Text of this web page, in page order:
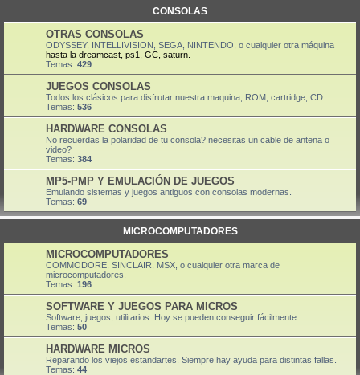
CONSOLAS
OTRAS CONSOLAS
ODYSSEY, INTELLIVISION, SEGA, NINTENDO, o cualquier otra máquina
hasta la dreamcast, ps1, GC, saturn.
Temas: 429
JUEGOS CONSOLAS
Todos los clásicos para disfrutar nuestra maquina, ROM, cartridge, CD.
Temas: 536
HARDWARE CONSOLAS
No recuerdas la polaridad de tu consola? necesitas un cable de antena o
video?
Temas: 384
MP5-PMP Y EMULACIÓN DE JUEGOS
Emulando sistemas y juegos antiguos con consolas modernas.
Temas: 69
MICROCOMPUTADORES
MICROCOMPUTADORES
COMMODORE, SINCLAIR, MSX, o cualquier otra marca de
microcomputadores.
Temas: 196
SOFTWARE Y JUEGOS PARA MICROS
Software, juegos, utilitarios. Hoy se pueden conseguir fácilmente.
Temas: 50
HARDWARE MICROS
Reparando los viejos estandartes. Siempre hay ayuda para distintas fallas.
Temas: 44